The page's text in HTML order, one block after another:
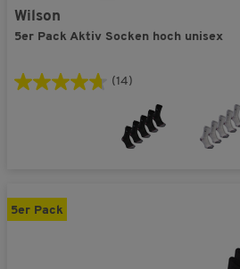
Wilson
5er Pack Aktiv Socken hoch unisex
(14)
5er Pack